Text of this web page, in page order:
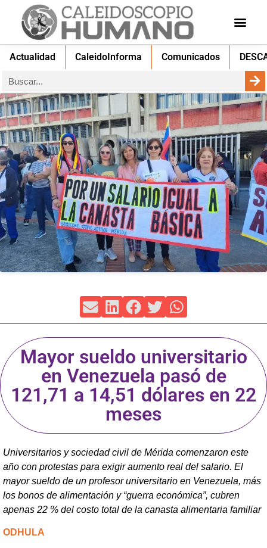
Actualidad CaleidoInforma Comunicados
Mayor sueldo universitario
en Venezuela pasó de
121,71 a 14,51 dólares en 22
meses
Universitarios y sociedad civil de Mérida comenzaron este
año con protestas para exigir aumento real del salario. El
mayor sueldo de un profesor universitario en Venezuela, más
los bonos de alimentación y “guerra económica”, cubren
apenas 22 % del costo total de la canasta alimentaria familiar
ODHULA